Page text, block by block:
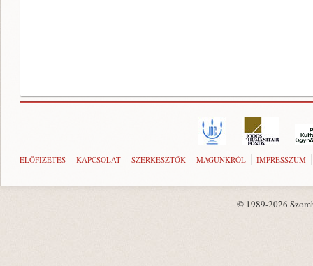
ELŐFIZETÉS KAPCSOLAT SZERKESZTŐK MAGUNKRÓL IMPRESSZUM
© 1989-2026